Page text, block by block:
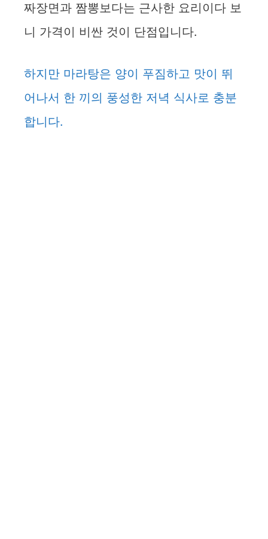
짜장면과 짬뽕보다는 근사한 요리이다 보
니 가격이 비싼 것이 단점입니다.
하지만 마라탕은 양이 푸짐하고 맛이 뛰
어나서 한 끼의 풍성한 저녁 식사로 충분
합니다.